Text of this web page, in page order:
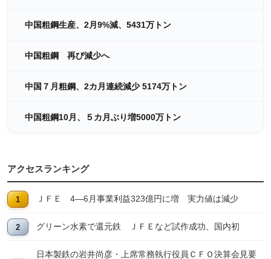
中国粗鋼生産、2月9%減、5431万トン
中国粗鋼 再び減少へ
中国７月粗鋼、2カ月連続減少 5174万トン
中国粗鋼10月、５カ月ぶり増5000万トン
アクセスランキング
ＪＦＥ 4―6月事業利益323億円に増 実力値は減少
グリーン水素で還元鉄 ＪＦＥなど試作成功、国内初
日本製鉄の岩井尚彦・上席常務執行役員ＣＦＯ決算会見要